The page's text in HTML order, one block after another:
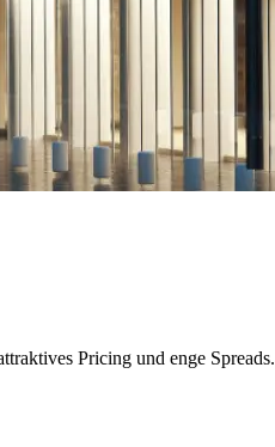
Pricing und enge Spreads.